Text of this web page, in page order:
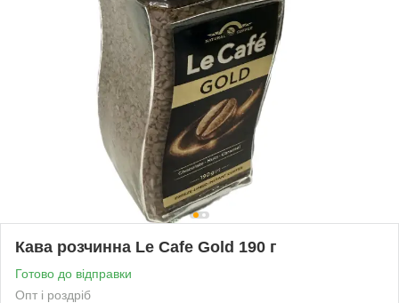
Кава розчинна Le Cafe Gold 190 г
Готово до відправки
Опт і роздріб